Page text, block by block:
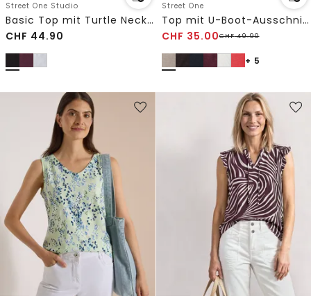
Street One Studio
Basic Top mit Turtle Neck in Unifarbe
CHF 44.90
Street One
Top mit U-Boot-Ausschnitt und Schulterdetail
CHF 35.00CHF49.90
+ 5